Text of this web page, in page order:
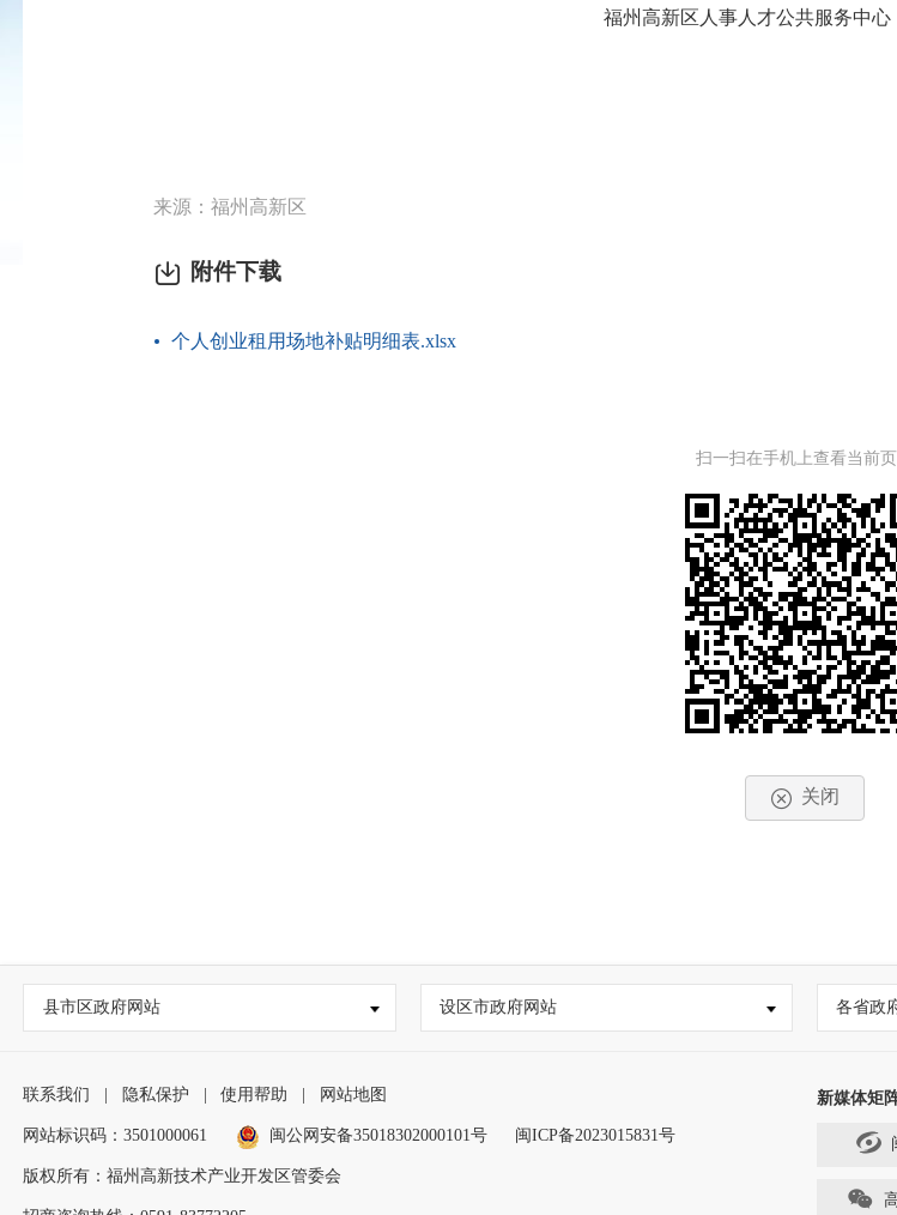
福州高新区人事人才公共服务中心
来源：福州高新区
附件下载
个人创业租用场地补贴明细表.xlsx
扫一扫在手机上查看当前
关闭
县市区政府网站 设区市政府网站 各省政
联系我们 隐私保护 使用帮助 网站地图
网站标识码：3501000061 闽公网安备35018302000101号 闽ICP备2023015831号
版权所有：福州高新技术产业开发区管委会
新媒体矩